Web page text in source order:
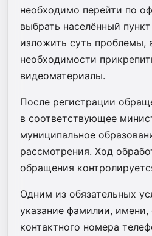
необходимо перейти по
выбрать населённый
изложить суть проблемы,
необходимости
видеоматериалы.
После регистрации
в соответствующее
муниципальное
рассмотрения. Ход
обращения
Одним из обязательных
указание фамилии, имени,
контактного номера